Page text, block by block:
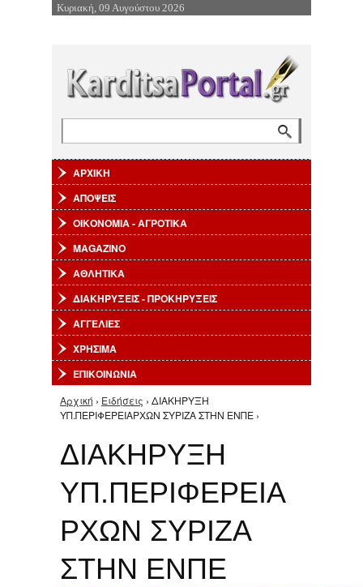
Επιστροφή στην Πλοήγηση
Κυριακή, 09 Αυγούστου 2026
ΑΡΧΙΚΗ
ΑΠΟΨΕΙΣ
ΟΙΚΟΝΟΜΙΑ - ΑΓΡΟΤΙΚΑ
MAGAZINO
ΑΘΛΗΤΙΚΑ
ΔΙΑΚΗΡΥΞΕΙΣ - ΠΡΟΚΗΡΥΞΕΙΣ
ΑΓΓΕΛΙΕΣ
ΧΡΗΣΙΜΑ
ΕΠΙΚΟΙΝΩΝΙΑ
Είστε εδώ
Αρχική › Ειδήσεις › ΔΙΑΚΗΡΥΞΗ
ΥΠ.ΠΕΡΙΦΕΡΕΙΑΡΧΩΝ ΣΥΡΙΖΑ ΣΤΗΝ ΕΝΠΕ ›
ΔΙΑΚΗΡΥΞΗ
ΥΠ.ΠΕΡΙΦΕΡΕΙΑ
ΡΧΩΝ ΣΥΡΙΖΑ
ΣΤΗΝ ΕΝΠΕ